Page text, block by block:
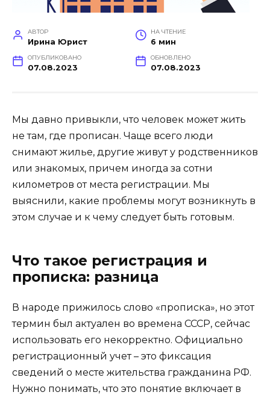
АВТОР
Ирина Юрист
НА ЧТЕНИЕ
6 мин
ОПУБЛИКОВАНО
07.08.2023
ОБНОВЛЕНО
07.08.2023
Мы давно привыкли, что человек может жить
не там, где прописан. Чаще всего люди
снимают жилье, другие живут у родственников
или знакомых, причем иногда за сотни
километров от места регистрации. Мы
выяснили, какие проблемы могут возникнуть в
этом случае и к чему следует быть готовым.
Что такое регистрация и
прописка: разница
В народе прижилось слово «прописка», но этот
термин был актуален во времена СССР, сейчас
использовать его некорректно. Официально
регистрационный учет – это фиксация
сведений о месте жительства гражданина РФ.
Нужно понимать, что это понятие включает в